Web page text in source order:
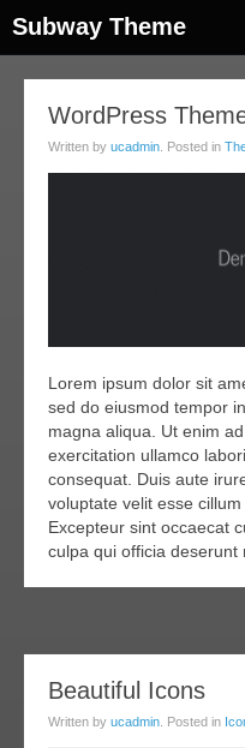
Subway Theme
WordPress
Written by ucadmin . Posted in
Lorem ipsum dolor sit
sed do eiusmod tempor
magna aliqua. Ut enim
exercitation ullamco
consequat. Duis aute
voluptate velit esse
Excepteur sint occaecat
culpa qui officia deserunt
Beautiful Icons
Written by ucadmin . Posted in